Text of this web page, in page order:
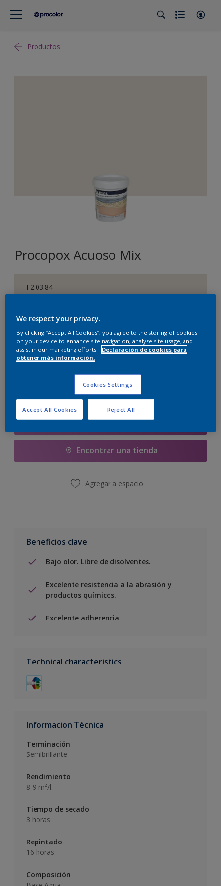
Productos
Procopox Acuoso Mix
F2.03.84
Tamaño
5 litros
Agregar a la lista de deseos
Encontrar una tienda
Agregar a espacio
Beneficios clave
Bajo olor. Libre de disolventes.
Excelente resistencia a la abrasión y
productos químicos.
Excelente adherencia.
Technical characteristics
Informacion Técnica
Terminación
Semibrillante
Rendimiento
8-9 m²/l.
Tiempo de secado
3 horas
Repintado
16 horas
Composición
We respect your privacy.
By clicking “Accept All Cookies”, you agree to the storing of cookies
on your device to enhance site navigation, analyze site usage, and
assist in our marketing efforts.
Declaración de cookies para
obtener más información.
Cookies Settings
Reject All
Accept All Cookies